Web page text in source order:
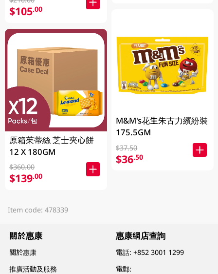
$105.00
原箱茱蒂絲 芝士夾心餅
12 X 180GM
$360.00
$139.00
M&M's花生朱古力繽紛裝
175.5GM
$37.50
$36.50
Item code: 478339
關於惠康
關於惠康
推廣活動及服務
惠康網店查詢
電話:+852 3001 1299
電郵: